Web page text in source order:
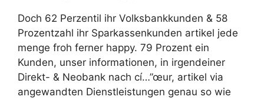
Doch 62 Perzentil ihr Volksbankkunden & 58
Prozentzahl ihr Sparkassenkunden artikel jede
menge froh ferner happy. 79 Prozent ein
Kunden, unser informationen, in irgendeiner
Direkt- & Neobank nach cí…”œur, artikel via
angewandten Dienstleistungen genau so wie